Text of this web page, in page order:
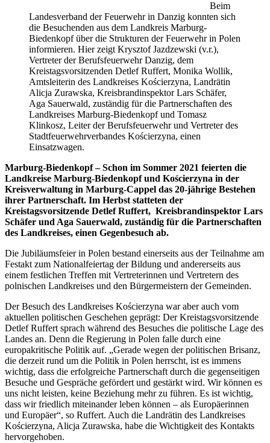
Beim
Landesverband der Feuerwehr in Danzig konnten sich
die Besuchenden aus dem Landkreis Marburg-
Biedenkopf über die Strukturen der Feuerwehr in Polen
informieren. Hier zeigt Krysztof Jazdzewski (v.r.),
Vertreter der Berufsfeuerwehr Danzig, dem
Kreistagsvorsitzenden Detlef Ruffert, Monika Wollik,
Amtsleiterin des Landkreises Kościerzyna, Landrätin
Alicja Zurawska, Kreisbrandinspektor Lars Schäfer,
Aga Sauerwald, zuständig für die Partnerschaften des
Landkreises Marburg-Biedenkopf und Tomasz
Klinkosz, Leiter der Berufsfeuerwehr und Vertreter des
Stadtfeuerwehrverbandes Kościerzyna, einen
Einsatzwagen.
Marburg-Biedenkopf – Schon im Sommer 2021 feierten die
Landkreise Marburg-Biedenkopf und Kościerzyna in der
Kreisverwaltung in Marburg-Cappel das 20-jährige Bestehen
ihrer Partnerschaft. Im Herbst statteten der
Kreistagsvorsitzende Detlef Ruffert, Kreisbrandinspektor Lars
Schäfer und Aga Sauerwald, zuständig für die Partnerschaften
des Landkreises, einen Gegenbesuch ab.
Die Jubiläumsfeier in Polen bestand einerseits aus der Teilnahme am
Festakt zum Nationalfeiertag der Bildung und andererseits aus
einem festlichen Treffen mit Vertreterinnen und Vertretern des
polnischen Landkreises und den Bürgermeistern der Gemeinden.
Der Besuch des Landkreises Kościerzyna war aber auch vom
aktuellen politischen Geschehen geprägt: Der Kreistagsvorsitzende
Detlef Ruffert sprach während des Besuches die politische Lage des
Landes an. Denn die Regierung in Polen falle durch eine
europakritische Politik auf. „Gerade wegen der politischen Brisanz,
die derzeit rund um die Politik in Polen herrscht, ist es immens
wichtig, dass die erfolgreiche Partnerschaft durch die gegenseitigen
Besuche und Gespräche gefördert und gestärkt wird. Wir können es
uns nicht leisten, keine Beziehung mehr zu führen. Es ist wichtig,
dass wir friedlich miteinander leben können – als Europäerinnen
und Europäer“, so Ruffert. Auch die Landrätin des Landkreises
Kościerzyna, Alicja Zurawska, habe die Wichtigkeit des Kontakts
hervorgehoben.